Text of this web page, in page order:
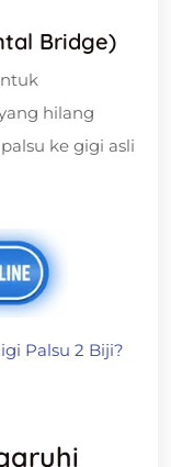
Bridge)
hilang
ke gigi asli
Palsu 2 Biji?